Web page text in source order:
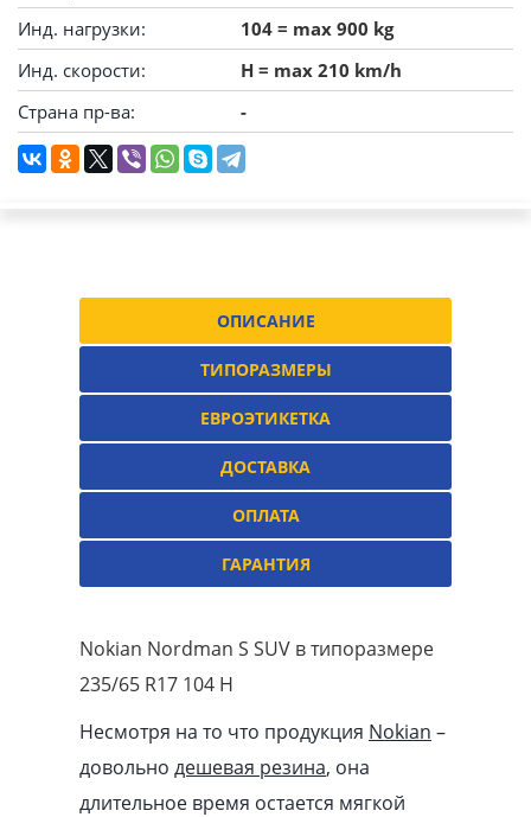
Инд. нагрузки:
104 = max 900 kg
Инд. скорости:
H = max 210 km/h
Страна пр-ва:
-
ОПИСАНИЕ
ТИПОРАЗМЕРЫ
ЕВРОЭТИКЕТКА
ДОСТАВКА
ОПЛАТА
ГАРАНТИЯ
Nokian Nordman S SUV в типоразмере
235/65 R17 104 H
Несмотря на то что продукция Nokian –
довольно дешевая резина, она
длительное время остается мягкой